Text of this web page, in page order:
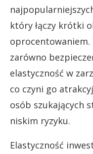
który łączy krótki
zarówno
elastyczność w
co czyni go
osób szukających
niskim ryzyku.
Elastyczność